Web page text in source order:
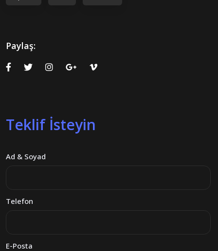
Paylaş:
Teklif İsteyin
Ad & Soyad
Telefon
E-Posta